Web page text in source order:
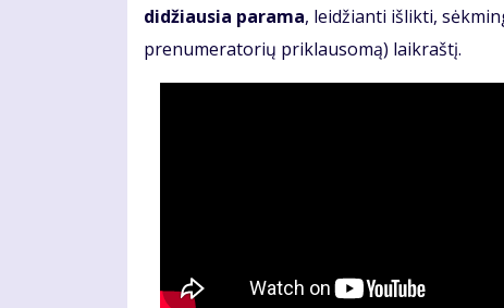
didžiausia parama, leidžianti išlikti,
prenumeratorių priklausomą) laikraštį.